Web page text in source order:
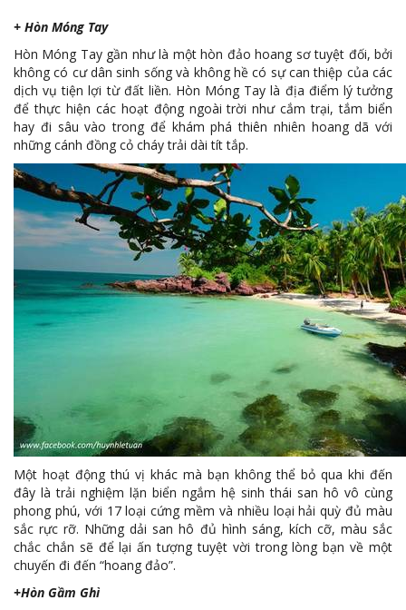
+ Hòn Móng Tay
Hòn Móng Tay gần như là một hòn đảo hoang sơ tuyệt đối, bởi
không có cư dân sinh sống và không hề có sự can thiệp của các
dịch vụ tiện lợi từ đất liền. Hòn Móng Tay là địa điểm lý tưởng
để thực hiện các hoạt động ngoài trời như cắm trại, tắm biển
hay đi sâu vào trong để khám phá thiên nhiên hoang dã với
những cánh đồng cỏ cháy trải dài tít tắp.
Một hoạt động thú vị khác mà bạn không thể bỏ qua khi đến
đây là trải nghiệm lặn biển ngắm hệ sinh thái san hô vô cùng
phong phú, với 17 loại cứng mềm và nhiều loại hải quỳ đủ màu
sắc rực rỡ. Những dải san hô đủ hình sáng, kích cỡ, màu sắc
chắc chắn sẽ để lại ấn tượng tuyệt vời trong lòng bạn về một
chuyến đi đến “hoang đảo”.
+Hòn Gầm Ghì